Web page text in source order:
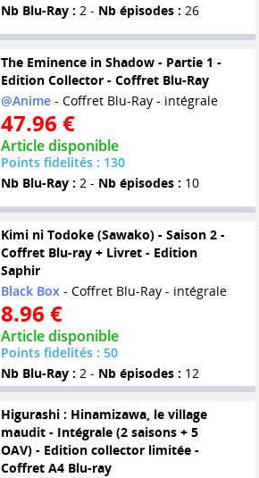
Nb Blu-Ray : 2 - Nb épisodes : 26
The Eminence in Shadow - Partie 1 -
Edition Collector - Coffret Blu-Ray
@Anime- Coffret Blu-Ray - intégrale
47.96 €
Article disponible
Points fidelités : 130
Nb Blu-Ray : 2 - Nb épisodes : 10
Kimi ni Todoke (Sawako) - Saison 2 -
Coffret Blu-ray + Livret - Edition
Saphir
Black Box- Coffret Blu-Ray - intégrale
8.96 €
Article disponible
Points fidelités : 50
Nb Blu-Ray : 2 - Nb épisodes : 12
Higurashi : Hinamizawa, le village
maudit - Intégrale (2 saisons + 5
OAV) - Edition collector limitée -
Coffret A4 Blu-ray